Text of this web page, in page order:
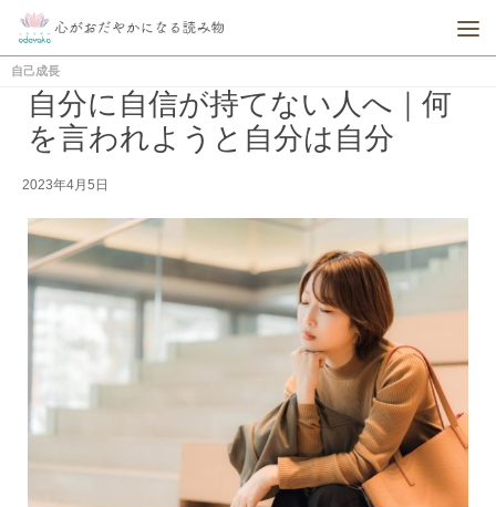
自己成長
自分に自信が持てない人へ｜何
を言われようと自分は自分
2023年4月5日